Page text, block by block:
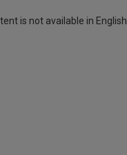
is not available in English